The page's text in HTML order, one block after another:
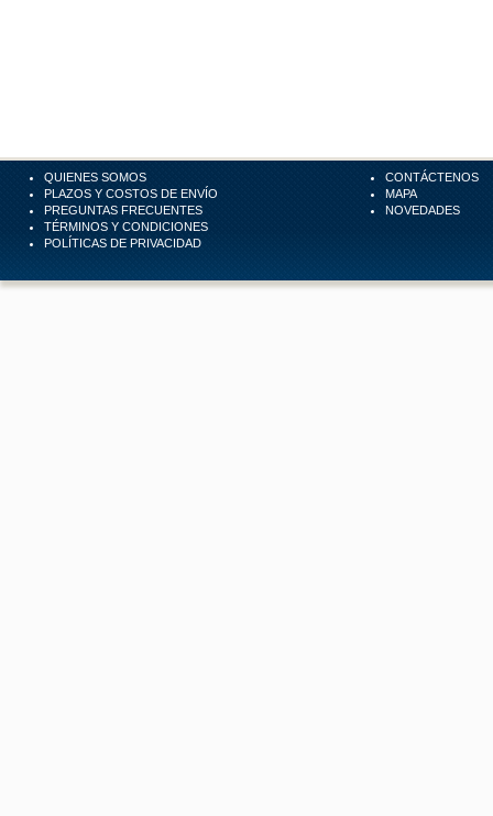
QUIENES SOMOS
PLAZOS Y COSTOS DE ENVÍO
PREGUNTAS FRECUENTES
TÉRMINOS Y CONDICIONES
POLÍTICAS DE PRIVACIDAD
CONTÁCTENOS
MAPA
NOVEDADES